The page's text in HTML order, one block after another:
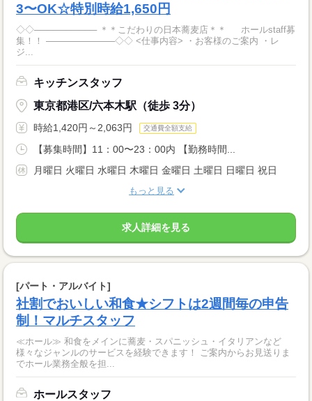
3〜OK☆特別時給1,650円
◇◇────────── ＊＊こだわりの日本蕎麦店＊＊ ホールstaff募
集！！ ───────────◇◇ <仕事内容> ・お客様のご案内 ・レ
ジ...
キッチンスタッフ
東京都港区/六本木駅（徒歩 3分）
時給1,420円～2,063円 交通費全額支給
【募集時間】11：00〜23：00内 【勤務時間...
月曜日 火曜日 水曜日 木曜日 金曜日 土曜日 日曜日 祝日
もっと見る
求人詳細を見る
[パート・アルバイト]
社割でおいしい和食★シフトは2週間毎の申告
制！マルチスタッフ
≪ホール≫ 和食をメインに蕎麦・スパニッシュ・イタリアンなど
様々なジャンルのサービスを経験できます！ ご案内からお見送りま
でホール業務全般を担...
ホールスタッフ